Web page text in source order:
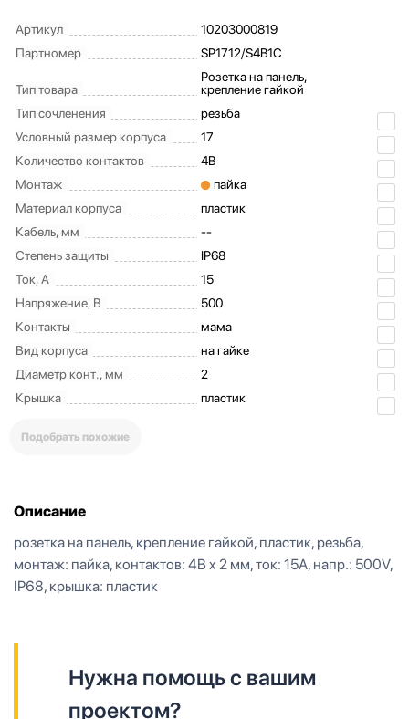
Артикул
10203000819
Партномер
SP1712/S4B1C
Тип товара
Розетка на панель,
крепление гайкой
Тип сочленения
резьба
Условный размер корпуса
17
Количество контактов
4B
Монтаж
пайка
Материал корпуса
пластик
Кабель, мм
--
Степень защиты
IP68
Ток, А
15
Напряжение, В
500
Контакты
мама
Вид корпуса
на гайке
Диаметр конт., мм
2
Крышка
пластик
Подобрать похожие
Описание
розетка на панель, крепление гайкой, пластик, резьба,
монтаж: пайка, контактов: 4B x 2 мм, ток: 15А, напр.: 500V,
IP68, крышка: пластик
Нужна помощь с вашим
проектом?